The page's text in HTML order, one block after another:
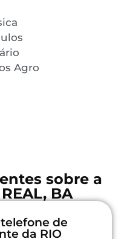
Agro
sobre a
BA
de
da RIO